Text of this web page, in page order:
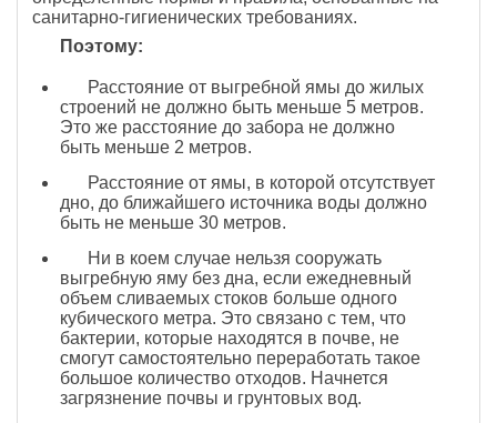
санитарно-гигиенических требованиях.
Поэтому:
Расстояние от выгребной ямы до жилых
строений не должно быть меньше 5 метров.
Это же расстояние до забора не должно
быть меньше 2 метров.
Расстояние от ямы, в которой отсутствует
дно, до ближайшего источника воды должно
быть не меньше 30 метров.
Ни в коем случае нельзя сооружать
выгребную яму без дна, если ежедневный
объем сливаемых стоков больше одного
кубического метра. Это связано с тем, что
бактерии, которые находятся в почве, не
смогут самостоятельно переработать такое
большое количество отходов. Начнется
загрязнение почвы и грунтовых вод.